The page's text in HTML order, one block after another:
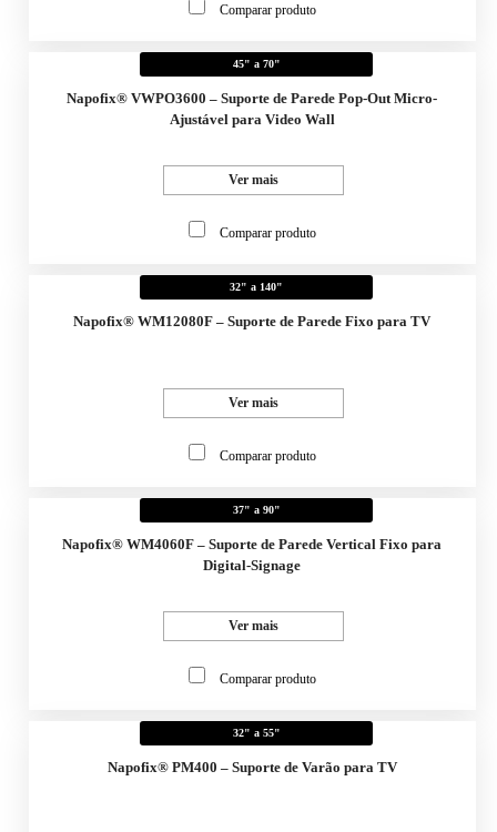
Comparar produto
45" a 70"
Napofix® VWPO3600 – Suporte de Parede Pop-Out Micro-
Ajustável para Video Wall
Ver mais
Comparar produto
32" a 140"
Napofix® WM12080F – Suporte de Parede Fixo para TV
Ver mais
Comparar produto
37" a 90"
Napofix® WM4060F – Suporte de Parede Vertical Fixo para
Digital-Signage
Ver mais
Comparar produto
32" a 55"
Napofix® PM400 – Suporte de Varão para TV